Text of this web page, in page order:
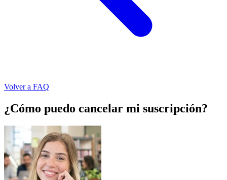
Volver a FAQ
¿Cómo puedo cancelar mi suscripción?